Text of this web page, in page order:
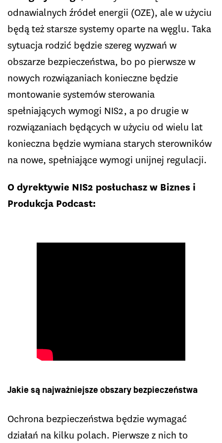
odnawialnych źródeł energii (OZE), ale w użyciu
będą też starsze systemy oparte na węglu. Taka
sytuacja rodzić będzie szereg wyzwań w
obszarze bezpieczeństwa, bo po pierwsze w
nowych rozwiązaniach konieczne będzie
montowanie systemów sterowania
spełniających wymogi NIS2, a po drugie w
rozwiązaniach będących w użyciu od wielu lat
konieczna będzie wymiana starych sterowników
na nowe, spełniające wymogi unijnej regulacji.
O dyrektywie NIS2 posłuchasz w Biznes i
Produkcja Podcast:
Jakie są najważniejsze obszary bezpieczeństwa
Ochrona bezpieczeństwa będzie wymagać
działań na kilku polach. Pierwsze z nich to